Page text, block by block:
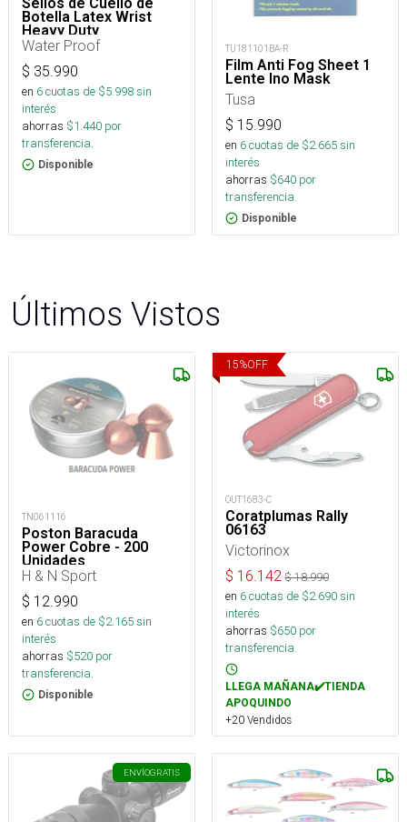
Botella Latex Wrist
Heavy Duty
Water Proof
$ 35.990
en 6cuotas de $5.998sin
interés
ahorras $1.440 por
transferencia.
Disponible
TU181101BA-R
Film Anti Fog Sheet 1
Lente Ino Mask
Tusa
$ 15.990
en 6cuotas de $2.665sin
interés
ahorras $640 por
transferencia.
Disponible
Últimos Vistos
TN061116
Poston Baracuda
Power Cobre - 200
Unidades
H & N Sport
$ 12.990
en 6cuotas de $2.165sin
interés
ahorras $520 por
transferencia.
Disponible
15%OFF
OUT1683-C
Coratplumas Rally
06163
Victorinox
$ 16.142 $18.990
en 6cuotas de $2.690sin
interés
ahorras $650 por
transferencia.
LLEGA MAÑANA✔️TIENDA
APOQUINDO
+20 Vendidos
ENVÍOGRATIS